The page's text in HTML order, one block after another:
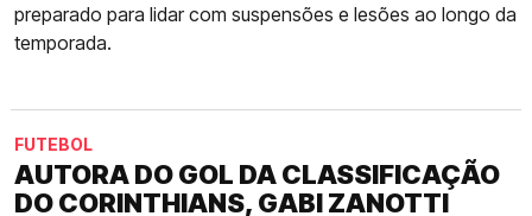
preparado para lidar com suspensões e lesões ao longo da
temporada.
FUTEBOL
AUTORA DO GOL DA CLASSIFICAÇÃO
DO CORINTHIANS, GABI ZANOTTI